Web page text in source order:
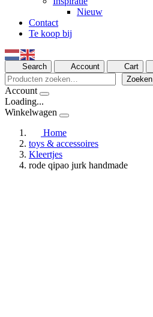
Nieuw
Contact
Te koop bij
Search Account Cart
Zoeken Zoeken
Account
Loading...
Winkelwagen
Home
toys & accessoires
Kleertjes
rode qipao jurk handmade